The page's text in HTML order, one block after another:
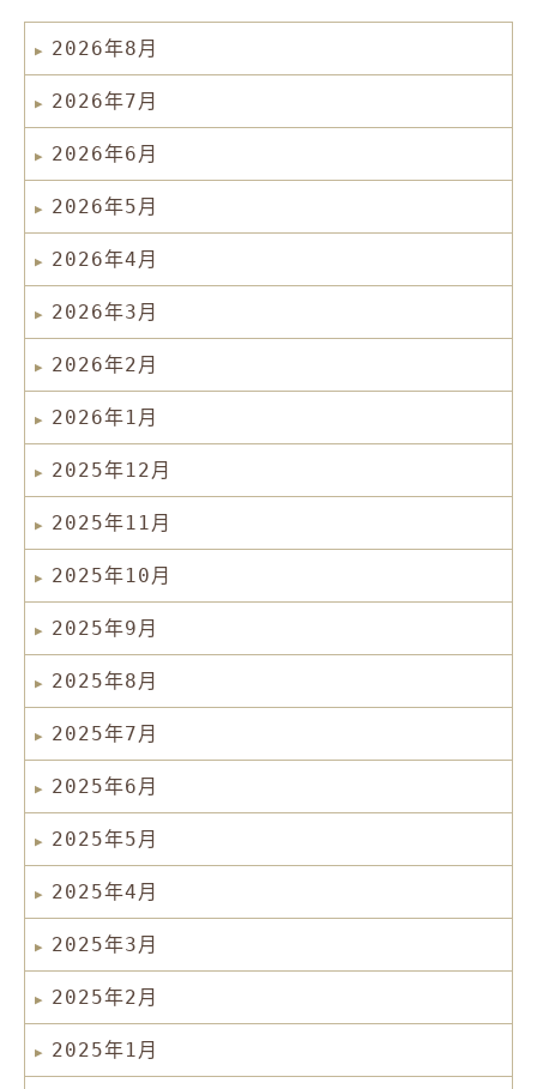
2026年8月
2026年7月
2026年6月
2026年5月
2026年4月
2026年3月
2026年2月
2026年1月
2025年12月
2025年11月
2025年10月
2025年9月
2025年8月
2025年7月
2025年6月
2025年5月
2025年4月
2025年3月
2025年2月
2025年1月